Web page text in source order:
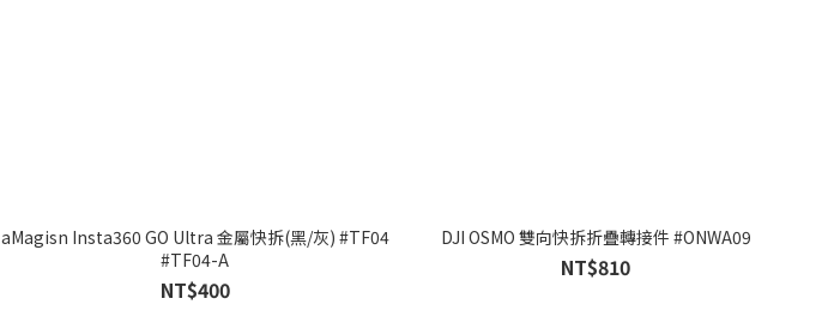
aMagisn Insta360 GO Ultra 金屬快拆(黑/灰) #TF04
#TF04-A
NT$400
DJI OSMO 雙向快拆折疊轉接件 #ONWA09
NT$810